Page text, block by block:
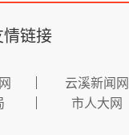
情链接
云溪新闻网
市人大网